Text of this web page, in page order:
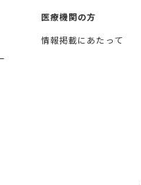
医療機関の方
情報掲載にあたって